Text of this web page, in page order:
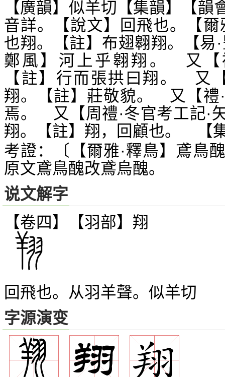
【廣韻】似羊切【集韻】【韻
音詳。【說文】回飛也。【
也翔。【註】布翅翱翔。【易
鄭風】河上乎翱翔。 又【
【註】行而張拱曰翔。 又
翔。【註】莊敬貌。 又【禮
焉。 又【周禮·冬官考工記·
翔。【註】翔，回顧也。 【
考證：〔【爾雅·釋鳥】鳶鳥
原文鳶鳥醜改鳶烏醜。
说文解字
【卷四】【羽部】 翔
回飛也。从羽羊聲。似羊切
字源演变